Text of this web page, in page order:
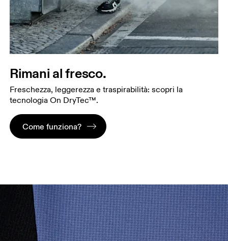
Rimani al fresco.
Freschezza, leggerezza e traspirabilità: scopri la
tecnologia On DryTec™.
Come funziona?